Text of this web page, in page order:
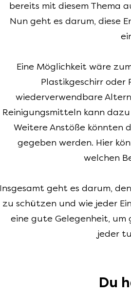
bereits mit diesem Thema
Nun geht es darum, diese
Eine Möglichkeit wäre
Plastikgeschirr
wiederverwendbare
Reinigungsmitteln kann
Weitere Anstöße könnten
gegeben werden. Hier
welchen
Insgesamt geht es darum,
zu schützen und wie jeder
eine gute Gelegenheit, um
jeder
Du